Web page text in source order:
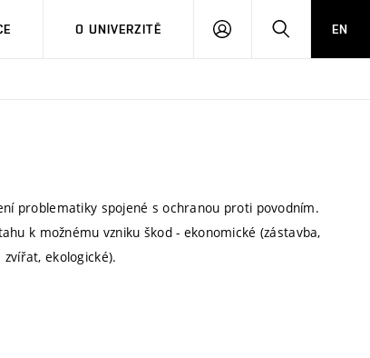
O UNIVERZITĚ
PŘIHLÁSIT HLEDATEN
problematiky spojené s ochranou proti povodním.
k možnému vzniku škod - ekonomické (zástavba,
ekologické).